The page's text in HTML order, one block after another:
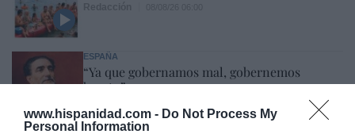
www.hispanidad.com - Do Not Process My
Personal Information
ESPAÑA
“Ya que gobernamos mal, gobernemos
barato”
Eulogio López